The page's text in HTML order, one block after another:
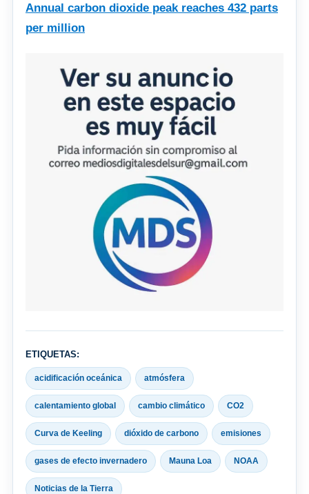
Annual carbon dioxide peak reaches 432 parts
per million
ETIQUETAS:
acidificación oceánica atmósfera
calentamiento global cambio climático CO2
Curva de Keeling dióxido de carbono emisiones
gases de efecto invernadero Mauna Loa NOAA
Noticias de la Tierra